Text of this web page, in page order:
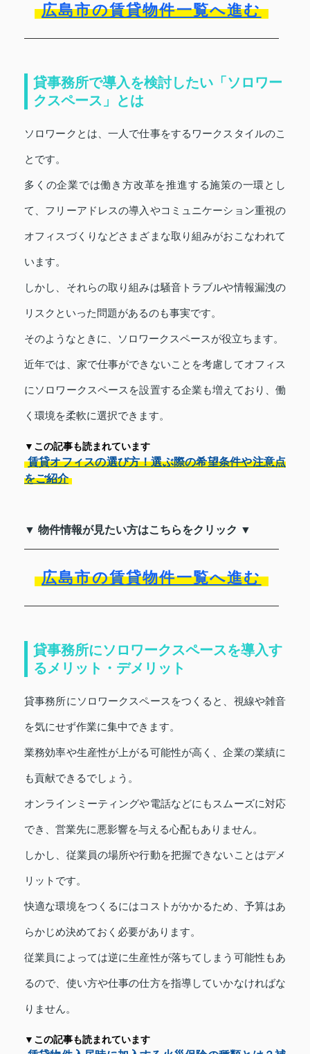
広島市の賃貸物件一覧へ進む
貸事務所で導入を検討したい「ソロワー
クスペース」とは
ソロワークとは、一人で仕事をするワークスタイルのこ
とです。
多くの企業では働き方改革を推進する施策の一環とし
て、フリーアドレスの導入やコミュニケーション重視の
オフィスづくりなどさまざまな取り組みがおこなわれて
います。
しかし、それらの取り組みは騒音トラブルや情報漏洩の
リスクといった問題があるのも事実です。
そのようなときに、ソロワークスペースが役立ちます。
近年では、家で仕事ができないことを考慮してオフィス
にソロワークスペースを設置する企業も増えており、働
く環境を柔軟に選択できます。
▼この記事も読まれています
賃貸オフィスの選び方！選ぶ際の希望条件や注意点
をご紹介
▼ 物件情報が見たい方はこちらをクリック ▼
広島市の賃貸物件一覧へ進む
貸事務所にソロワークスペースを導入す
るメリット・デメリット
貸事務所にソロワークスペースをつくると、視線や雑音
を気にせず作業に集中できます。
業務効率や生産性が上がる可能性が高く、企業の業績に
も貢献できるでしょう。
オンラインミーティングや電話などにもスムーズに対応
でき、営業先に悪影響を与える心配もありません。
しかし、従業員の場所や行動を把握できないことはデメ
リットです。
快適な環境をつくるにはコストがかかるため、予算はあ
らかじめ決めておく必要があります。
従業員によっては逆に生産性が落ちてしまう可能性もあ
るので、使い方や仕事の仕方を指導していかなければな
りません。
▼この記事も読まれています